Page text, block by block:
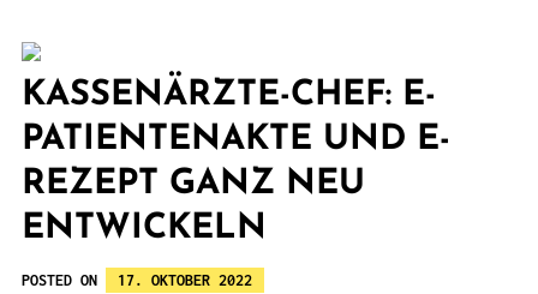
KASSENÄRZTE-CHEF: E-
PATIENTENAKTE UND E-
REZEPT GANZ NEU
ENTWICKELN
POSTED ON
17. OKTOBER 2022